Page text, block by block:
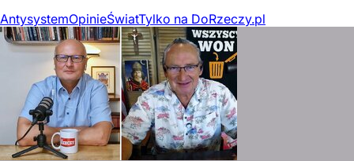
AntysystemOpinieŚwiatTylko na DoRzeczy.pl